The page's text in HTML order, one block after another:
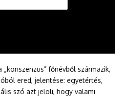
főnévből származik,
ered, jelentése: egyetértés,
szó azt jelöli, hogy valami